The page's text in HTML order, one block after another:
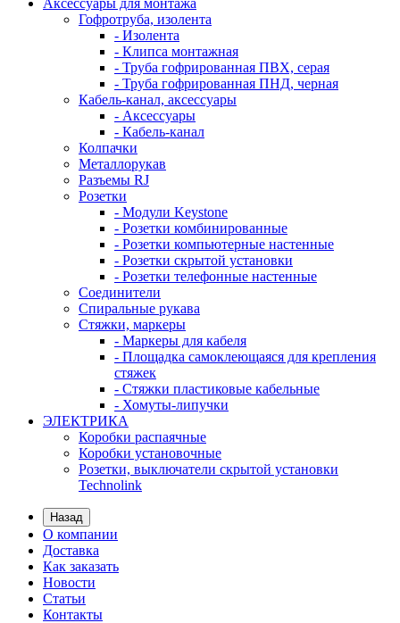
Аксессуары для монтажа
Гофротруба, изолента
- Изолента
- Клипса монтажная
- Труба гофрированная ПВХ, серая
- Труба гофрированная ПНД, черная
Кабель-канал, аксессуары
- Аксессуары
- Кабель-канал
Колпачки
Металлорукав
Разъемы RJ
Розетки
- Модули Keystone
- Розетки комбинированные
- Розетки компьютерные настенные
- Розетки скрытой установки
- Розетки телефонные настенные
Соединители
Спиральные рукава
Стяжки, маркеры
- Маркеры для кабеля
- Площадка самоклеющаяся для крепления
стяжек
- Стяжки пластиковые кабельные
- Хомуты-липучки
ЭЛЕКТРИКА
Коробки распаячные
Коробки установочные
Розетки, выключатели скрытой установки
Technolink
Назад
О компании
Доставка
Как заказать
Новости
Статьи
Контакты